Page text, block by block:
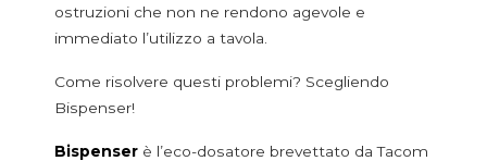
Additivi e detergenti
Additivi anticalcare
Detergenti per lavastoviglie
Detersivi in polvere
Sale per lavastoviglie
ostruzioni che non ne rendono agevole e
immediato l’utilizzo a tavola.
Come risolvere questi problemi? Scegliendo
Bispenser!
Bispenser è l’eco-dosatore brevettato da Tacom